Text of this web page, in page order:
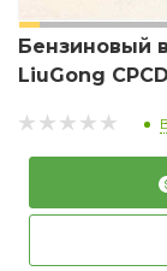
Бензиновый
LiuGong